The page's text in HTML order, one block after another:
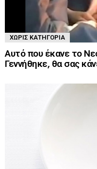
ΧΩΡΊΣ ΚΑΤΗΓΟΡΊΑ
Αυτό που έκανε το
Γεννήθηκε, θα σας